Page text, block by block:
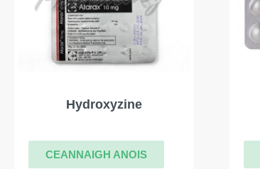
Hydroxyzine
CEANNAIGH ANOIS